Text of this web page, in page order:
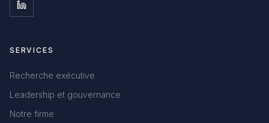
SERVICES
Recherche exécutive
Leadership et gouvernance
Notre firme